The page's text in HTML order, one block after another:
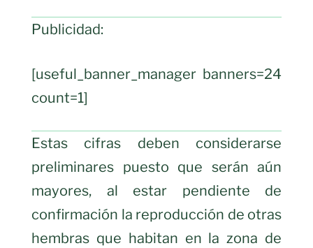
Publicidad:
[useful_banner_manager banners=24
count=1]
Estas cifras deben considerarse
preliminares puesto que serán aún
mayores, al estar pendiente de
confirmación la reproducción de otras
hembras que habitan en la zona de